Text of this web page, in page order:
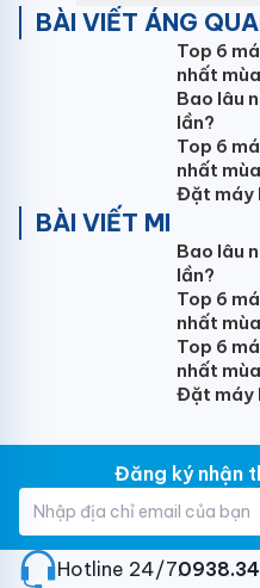
theo sự thay đổi của
ổn định, vận hành êm ái,
luôn cảm thấy thoải mái
Lọc khí NanoeTMX
quả tới 99,9%
Điều hòa âm trần nối
18000BTU S-18PF3HB
khí tiên tiến độc quyền
giải phóng 9.600 tỉ các
mốc, loại bỏ bụi mịn
nhiễm không khí, khử
thời giữ ẩm cho da và
hưởng môi trường sống
hơn cho sức khỏe.
BÀI VIẾT ÁNG
Top 6
nhất
Bao lâu
lần?
Top 6
nhất
Đặt máy
BÀI VIẾT MI
Bao lâu
lần?
Top 6
nhất
Top 6
nhất
Đặt máy
Đăng ký nhận
Hotline 24/7: